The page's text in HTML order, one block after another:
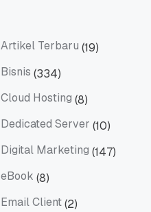
Artikel Terbaru (19)
Bisnis (334)
Cloud Hosting (8)
Dedicated Server (10)
Digital Marketing (147)
eBook (8)
Email Client(2)